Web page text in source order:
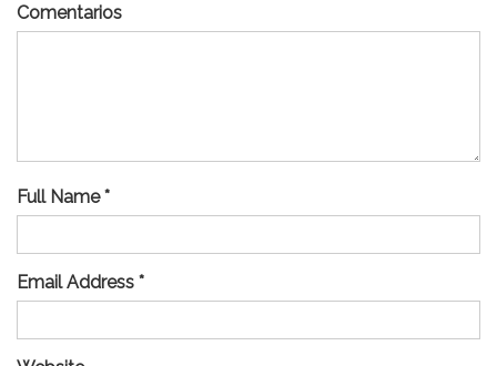
Comentarios
Full Name *
Email Address *